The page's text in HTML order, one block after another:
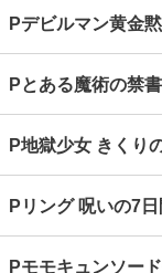
Pデビルマン黄金
Pとある魔術の禁
P地獄少女 きくり
Pリング 呪いの7
Pモモキュンソー